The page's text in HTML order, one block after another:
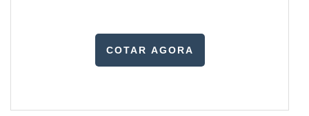
COTAR AGORA